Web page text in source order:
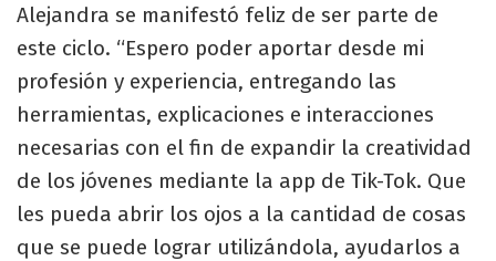
Alejandra se manifestó feliz de ser parte de
este ciclo. “Espero poder aportar desde mi
profesión y experiencia, entregando las
herramientas, explicaciones e interacciones
necesarias con el fin de expandir la creatividad
de los jóvenes mediante la app de Tik-Tok. Que
les pueda abrir los ojos a la cantidad de cosas
que se puede lograr utilizándola, ayudarlos a